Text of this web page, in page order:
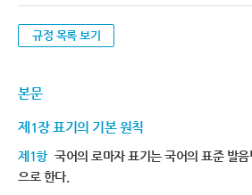
규정 목록 보기
본문
제1장 표기의 기본 원칙
제1항 국어의 로마자 표기는 국어의 표준 발
으로 한다.